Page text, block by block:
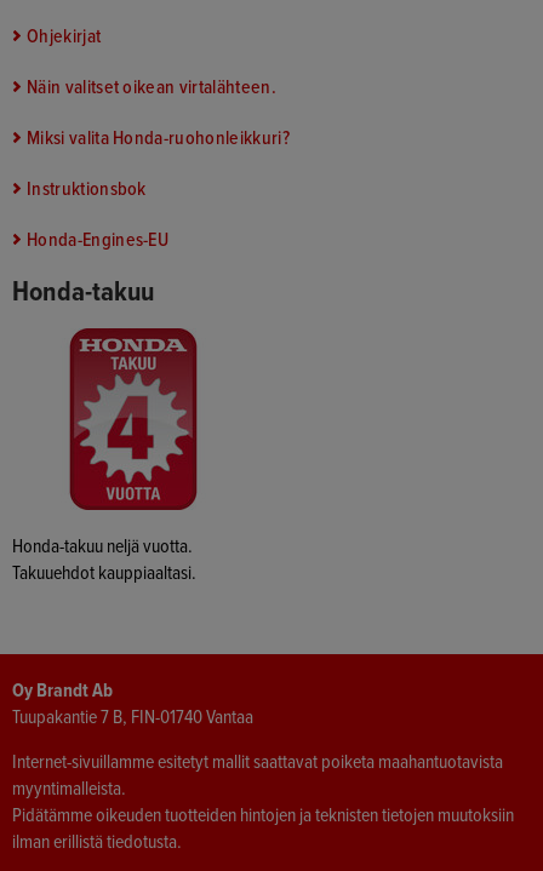
Ohjekirjat
Näin valitset oikean virtalähteen.
Miksi valita Honda-ruohonleikkuri?
Instruktionsbok
Honda-Engines-EU
Honda-takuu
Honda-takuu neljä vuotta.
Takuuehdot kauppiaaltasi.
Oy Brandt Ab
Tuupakantie 7 B, FIN-01740 Vantaa
Internet-sivuillamme esitetyt mallit saattavat poiketa maahantuotavista
myyntimalleista.
Pidätämme oikeuden tuotteiden hintojen ja teknisten tietojen muutoksiin
ilman erillistä tiedotusta.